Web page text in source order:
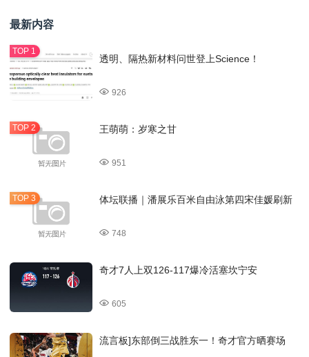
最新内容
透明、隔热新材料问世登上Science！
926
王萌萌：岁寒之甘
951
体坛联播｜潘展乐百米自由泳第四宋佳媛刷新
748
奇才7人上双126-117爆冷活塞坎宁安
605
流言板]东部倒三战胜东一！奇才官方晒赛场